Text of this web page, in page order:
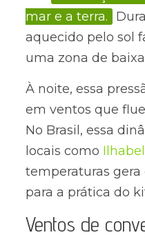
mar e a terra.
aquecido pelo sol
uma zona de
À noite, essa
em ventos que
No Brasil, essa
locais como
temperaturas
para a prática do
Ventos de